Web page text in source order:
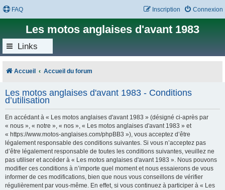
FAQ Connexion
Inscription
Les motos anglaises d'avant 1983
Links
Accueil Accueil du forum
Les motos anglaises d'avant 1983 - Conditions
d’utilisation
En accédant à « Les motos anglaises d'avant 1983 » (désigné ci-après par
« nous », « notre », « nos », « Les motos anglaises d'avant 1983 » et
« https://www.motos-anglaises.com/phpBB3 »), vous acceptez d’être
légalement responsable des conditions suivantes. Si vous n’acceptez pas
d’être légalement responsable de toutes les conditions suivantes, veuillez ne
pas utiliser et accéder à « Les motos anglaises d'avant 1983 ». Nous pouvons
modifier ces conditions à n’importe quel moment et nous essaierons de vous
informer de ces modifications, bien que nous vous conseillons de vérifier
régulièrement par vous-même. En effet, si vous continuez à participer à « Les